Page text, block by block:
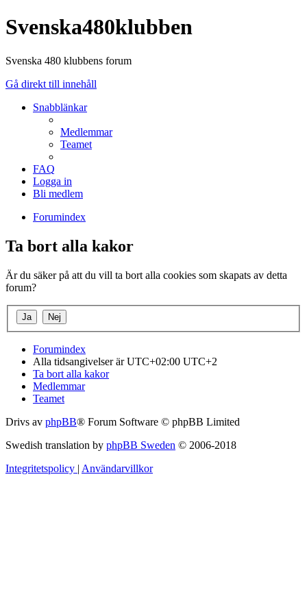
Svenska480klubben
Svenska 480 klubbens forum
Gå direkt till innehåll
Snabblänkar
Medlemmar
Teamet
FAQ
Logga in
Bli medlem
Forumindex
Ta bort alla kakor
Är du säker på att du vill ta bort alla cookies som skapats av detta
forum?
Forumindex
Alla tidsangivelser är UTC+02:00 UTC+2
Ta bort alla kakor
Medlemmar
Teamet
Drivs av phpBB® Forum Software © phpBB Limited
Swedish translation by phpBB Sweden © 2006-2018
Integritetspolicy | Användarvillkor